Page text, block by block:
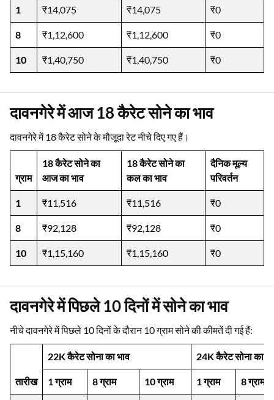
1 ₹14,075 ₹14,075 ₹0
8 ₹1,12,600 ₹1,12,600 ₹0
10 ₹1,40,750 ₹1,40,750 ₹0
दावनगेरे में आज 18 कैरेट सोने का भाव
दावनगेरे में 18 कैरेट सोने के मौजूदा रेट नीचे दिए गए हैं।
ग्राम
18 कैरेट सोने का
आज का भाव
18 कैरेट सोने का
कल का भाव
दैनिक मूल्य
परिवर्तन
1 ₹11,516 ₹11,516 ₹0
8 ₹92,128 ₹92,128 ₹0
10 ₹1,15,160 ₹1,15,160 ₹0
दावनगेरे में पिछले 10 दिनों में सोने का भाव
नीचे दावनगेरे में पिछले 10 दिनों के दौरान 10 ग्राम सोने की कीमतें दी गई हैं:
तारीख
22K कैरेट सोना का भाव 24K कैरेट सोना का
1 ग्राम 8 ग्राम 10 ग्राम 1 ग्राम 8 ग्राम